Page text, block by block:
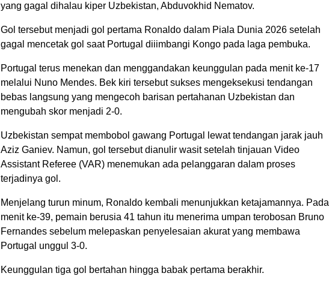
yang gagal dihalau kiper Uzbekistan, Abduvokhid Nematov.
Gol tersebut menjadi gol pertama Ronaldo dalam Piala Dunia 2026 setelah
gagal mencetak gol saat Portugal diiimbangi Kongo pada laga pembuka.
Portugal terus menekan dan menggandakan keunggulan pada menit ke-17
melalui Nuno Mendes. Bek kiri tersebut sukses mengeksekusi tendangan
bebas langsung yang mengecoh barisan pertahanan Uzbekistan dan
mengubah skor menjadi 2-0.
Uzbekistan sempat membobol gawang Portugal lewat tendangan jarak jauh
Aziz Ganiev. Namun, gol tersebut dianulir wasit setelah tinjauan Video
Assistant Referee (VAR) menemukan ada pelanggaran dalam proses
terjadinya gol.
Menjelang turun minum, Ronaldo kembali menunjukkan ketajamannya. Pada
menit ke-39, pemain berusia 41 tahun itu menerima umpan terobosan Bruno
Fernandes sebelum melepaskan penyelesaian akurat yang membawa
Portugal unggul 3-0.
Keunggulan tiga gol bertahan hingga babak pertama berakhir.